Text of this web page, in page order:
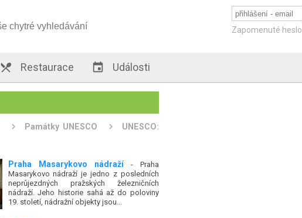
Zapomenuté heslo
 Restaurace  Události
Památky UNESCO
UNESCO:
Praha Masarykovo nádraží - Praha
Masarykovo nádraží je jedno z posledních
neprůjezdných pražských železničních
nádraží. Jeho historie sahá až do poloviny
19. století, nádražní objekty jsou...